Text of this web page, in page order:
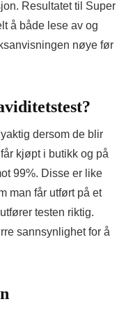
Resultatet til Super
å både lese av og
nøye før
dersom de blir
kjøpt i butikk og på
99%. Disse er like
man får utført på et
testen riktig.
sannsynlighet for å